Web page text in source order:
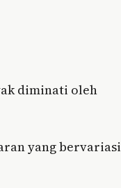
diminati oleh
yang bervariasi